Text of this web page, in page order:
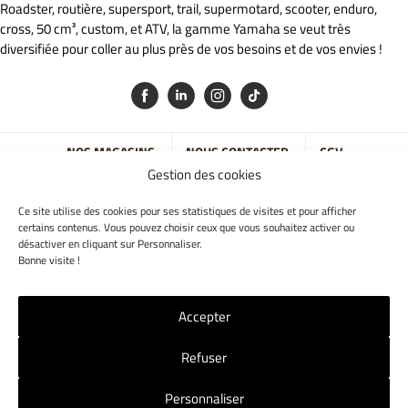
Gestion des cookies
Ce site utilise des cookies pour ses statistiques de visites et pour afficher
certains contenus. Vous pouvez choisir ceux que vous souhaitez activer ou
désactiver en cliquant sur Personnaliser.
Bonne visite !
Accepter
Refuser
Personnaliser
Roadster, routière, supersport, trail, supermotard, scooter, enduro,
cross, 50 cm³, custom, et ATV, la gamme Yamaha se veut très
diversifiée pour coller au plus près de vos besoins et de vos envies !
NOS MAGASINS NOUS CONTACTER CGV
© 2017 Jet7Group. Tous droits réservés